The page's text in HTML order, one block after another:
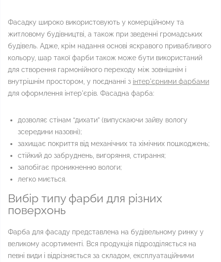
Фасадку широко використовують у комерційному та
житловому будівництві, а також при зведенні громадських
будівель. Адже, крім надання основі яскравого привабливого
кольору, шар такої фарби також може бути використаний
для створення гармонійного переходу між зовнішнім і
внутрішнім простором, у поєднанні з інтер'єрними фарбами
для оформлення інтер'єрів. Фасадна фарба:
дозволяє стінам “дихати” (випускаючи зайву вологу
зсередини назовні);
захищає покриття від механічних та хімічних пошкоджень;
стійкий до забруднень, вигоряння, стирання;
запобігає проникненню вологи;
легко миється.
Вибір типу фарби для різних
поверхонь
Фарба для фасаду представлена ​​на будівельному ринку у
великому асортименті. Вся продукція підрозділяється на
певні види і відрізняється за складом, експлуатаційними